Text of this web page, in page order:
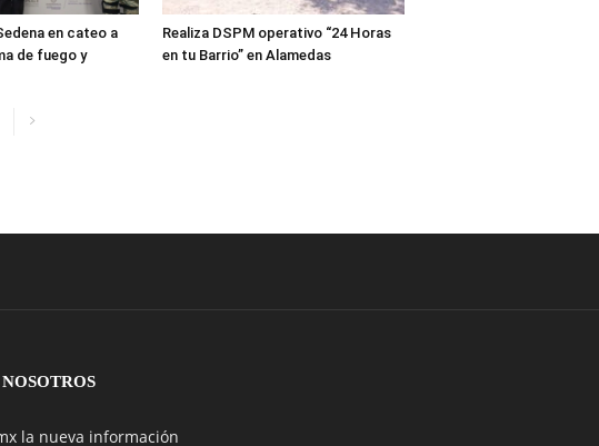
en cateo a
de fuego y
Realiza DSPM operativo “24 Horas
en tu Barrio” en Alamedas
la nueva información